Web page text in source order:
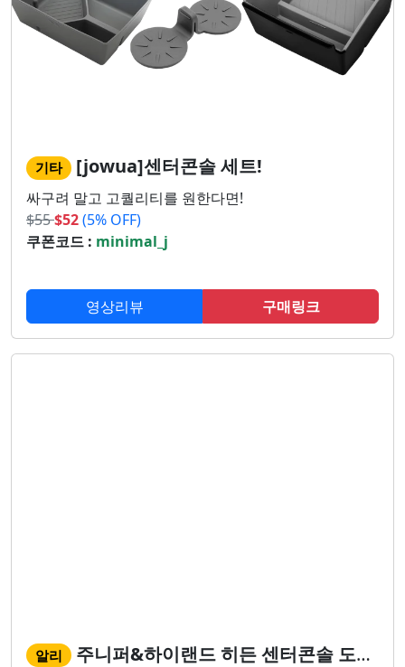
기타 [jowua]센터콘솔 세트!
싸구려 말고 고퀄리티를 원한다면!
$55$52(5% OFF)
쿠폰코드 : minimal_j
영상리뷰 구매링크
알리 주니퍼&하이랜드 히든 센터콘솔 도킹스테이션!